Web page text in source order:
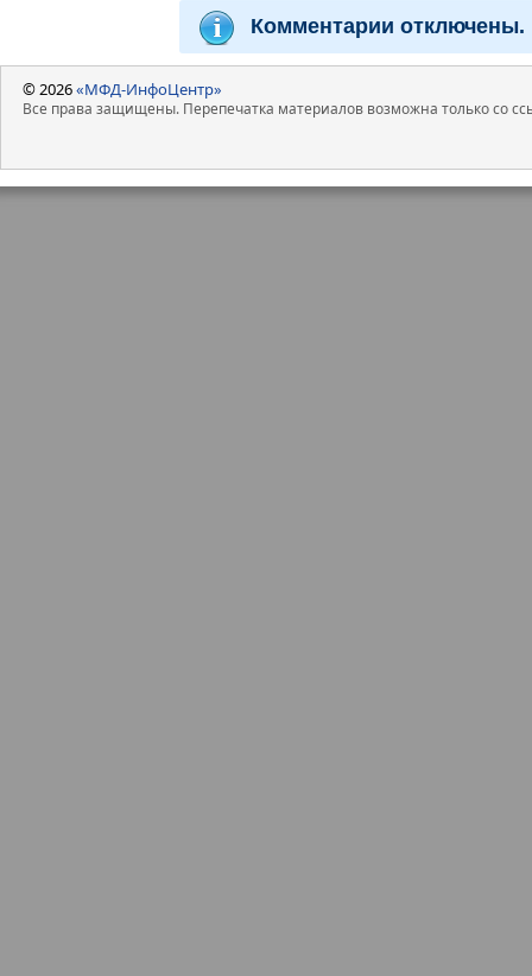
Комментарии отключены.
© 2026«МФД-ИнфоЦентр»
Все права защищены. Перепечатка материалов возможна только со